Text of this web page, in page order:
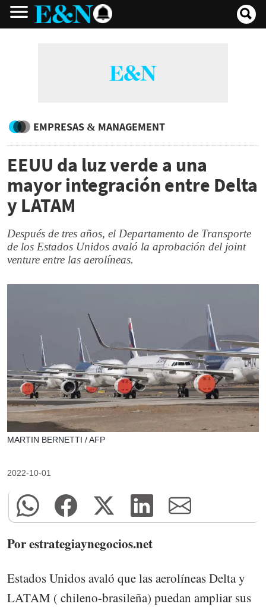
EMPRESAS & MANAGEMENT
EEUU da luz verde a una
mayor integración entre Delta
y LATAM
Después de tres años, el Departamento de Transporte
de los Estados Unidos avaló la aprobación del joint
venture entre las aerolíneas.
MARTIN BERNETTI / AFP
2022-10-01
Por estrategiaynegocios.net
Estados Unidos avaló que las aerolíneas Delta y
LATAM ( chileno-brasileña) puedan ampliar sus